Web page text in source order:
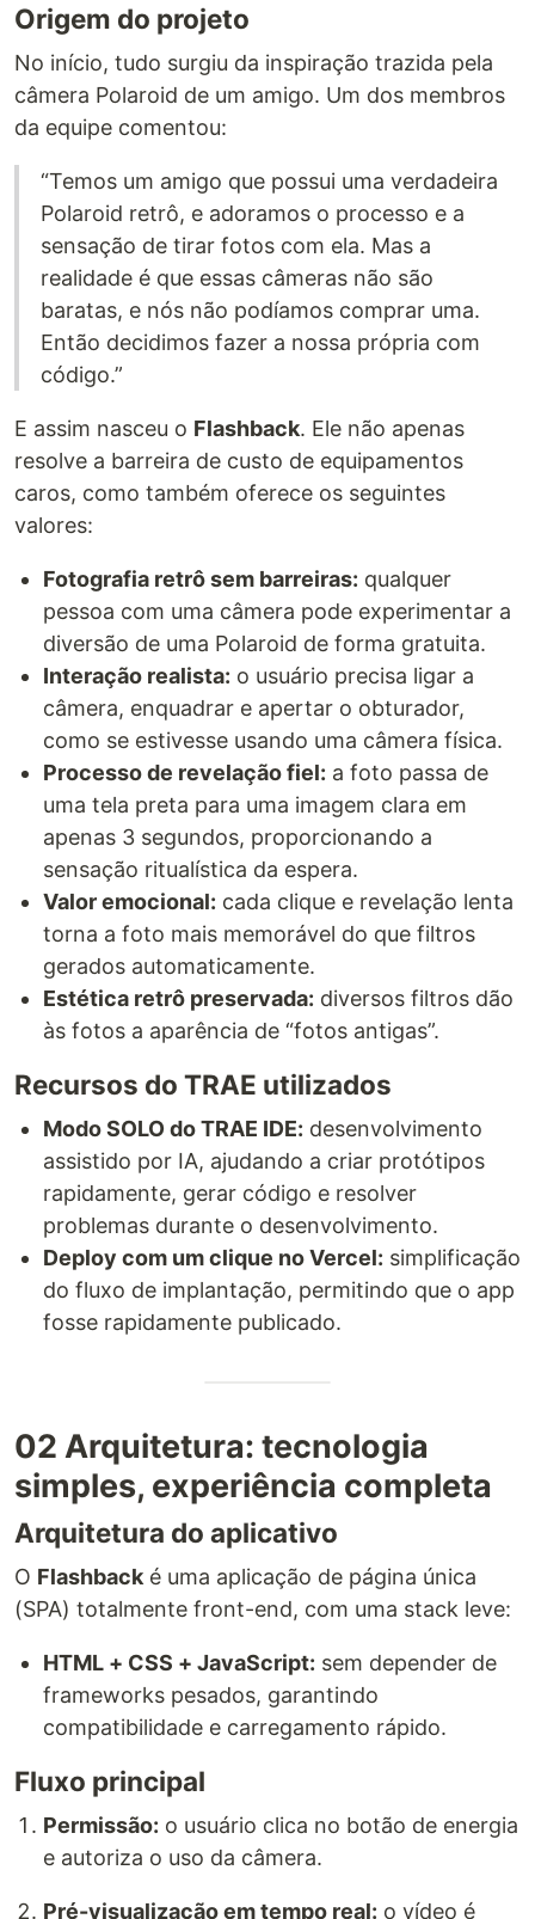
Origem do projeto
No início, tudo surgiu da inspiração trazida pela
câmera Polaroid de um amigo. Um dos membros
da equipe comentou:
“Temos um amigo que possui uma verdadeira
Polaroid retrô, e adoramos o processo e a
sensação de tirar fotos com ela. Mas a
realidade é que essas câmeras não são
baratas, e nós não podíamos comprar uma.
Então decidimos fazer a nossa própria com
código.”
E assim nasceu o Flashback. Ele não apenas
resolve a barreira de custo de equipamentos
caros, como também oferece os seguintes
valores:
Fotografia retrô sem barreiras: qualquer
pessoa com uma câmera pode experimentar a
diversão de uma Polaroid de forma gratuita.
Interação realista: o usuário precisa ligar a
câmera, enquadrar e apertar o obturador,
como se estivesse usando uma câmera física.
Processo de revelação fiel: a foto passa de
uma tela preta para uma imagem clara em
apenas 3 segundos, proporcionando a
sensação ritualística da espera.
Valor emocional: cada clique e revelação lenta
torna a foto mais memorável do que filtros
gerados automaticamente.
Estética retrô preservada: diversos filtros dão
às fotos a aparência de “fotos antigas”.
Recursos do TRAE utilizados
Modo SOLO do TRAE IDE: desenvolvimento
assistido por IA, ajudando a criar protótipos
rapidamente, gerar código e resolver
problemas durante o desenvolvimento.
Deploy com um clique no Vercel: simplificação
do fluxo de implantação, permitindo que o app
fosse rapidamente publicado.
02 Arquitetura: tecnologia
simples, experiência completa
Arquitetura do aplicativo
O Flashback é uma aplicação de página única
(SPA) totalmente front-end, com uma stack leve:
HTML + CSS + JavaScript: sem depender de
frameworks pesados, garantindo
compatibilidade e carregamento rápido.
Fluxo principal
Permissão: o usuário clica no botão de energia
e autoriza o uso da câmera.
Pré-visualização em tempo real: o vídeo é